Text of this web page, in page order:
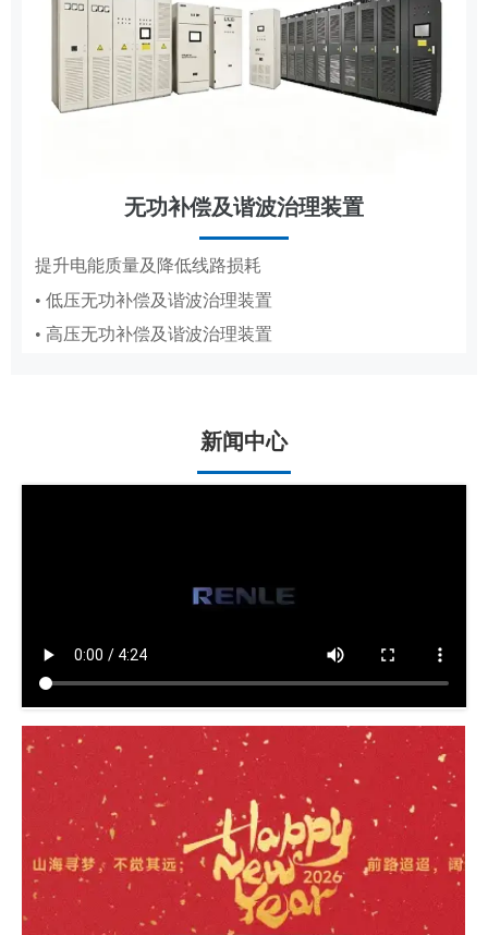
无功补偿及谐波治理装置
提升电能质量及降低线路损耗
• 低压无功补偿及谐波治理装置
• 高压无功补偿及谐波治理装置
节能改造
新闻中心